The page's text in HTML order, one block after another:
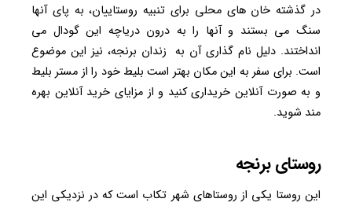
در گذشته خان های محلی برای تنبیه روستاییان، به پای آنها
سنگ می بستند و آنها را به درون دریاچه این گودال می
انداختند. دلیل نام گذاری آن به زندان برنجه، نیز این موضوع
است. برای سفر به این مکان بهتر است بلیط خود را از مستر بلیط
و به صورت آنلاین خریداری کنید و از مزایای خرید آنلاین بهره
مند شوید.
روستای برنجه
این روستا یکی از روستاهای شهر تکاب است که در نزدیکی این